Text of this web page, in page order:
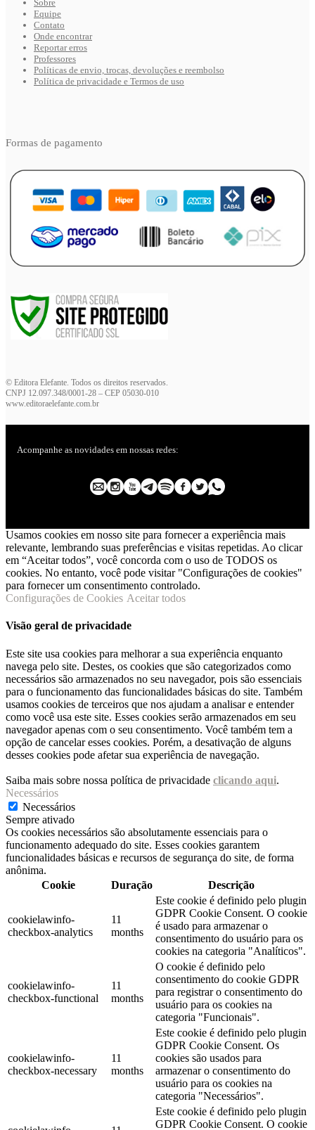
Sobre
Equipe
Contato
Onde encontrar
Reportar erros
Professores
Políticas de envio, trocas, devoluções e reembolso
Política de privacidade e Termos de uso
Formas de pagamento
© Editora Elefante. Todos os direitos reservados.
CNPJ 12.097.348/0001-28 – CEP 05030-010
www.editoraelefante.com.br
Acompanhe as novidades em nossas redes:
Usamos cookies em nosso site para fornecer a experiência mais
relevante, lembrando suas preferências e visitas repetidas. Ao clicar
em “Aceitar todos”, você concorda com o uso de TODOS os
cookies. No entanto, você pode visitar "Configurações de cookies"
para fornecer um consentimento controlado.
Configurações de Cookies Aceitar todos
Visão geral de privacidade
Este site usa cookies para melhorar a sua experiência enquanto
navega pelo site. Destes, os cookies que são categorizados como
necessários são armazenados no seu navegador, pois são essenciais
para o funcionamento das funcionalidades básicas do site. Também
usamos cookies de terceiros que nos ajudam a analisar e entender
como você usa este site. Esses cookies serão armazenados em seu
navegador apenas com o seu consentimento. Você também tem a
opção de cancelar esses cookies. Porém, a desativação de alguns
desses cookies pode afetar sua experiência de navegação.
Saiba mais sobre nossa política de privacidade clicando aqui.
Necessários
Necessários
Sempre ativado
Os cookies necessários são absolutamente essenciais para o
funcionamento adequado do site. Esses cookies garantem
funcionalidades básicas e recursos de segurança do site, de forma
anônima.
Cookie
Duração Descrição
cookielawinfo-
checkbox-analytics
11
months
Este cookie é definido pelo plugin
GDPR Cookie Consent. O cookie
é usado para armazenar o
consentimento do usuário para os
cookies na categoria "Analíticos".
cookielawinfo-
checkbox-functional
11
months
O cookie é definido pelo
consentimento do cookie GDPR
para registrar o consentimento do
usuário para os cookies na
categoria "Funcionais".
cookielawinfo-
checkbox-necessary
11
months
Este cookie é definido pelo plugin
GDPR Cookie Consent. Os
cookies são usados ​​para
armazenar o consentimento do
usuário para os cookies na
categoria "Necessários".
Este cookie é definido pelo plugin
GDPR Cookie Consent. O cookie